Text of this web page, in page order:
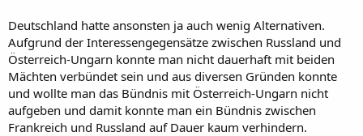
Deutschland hatte ansonsten ja auch wenig Alternativen.
Aufgrund der Interessengegensätze zwischen Russland und
Österreich-Ungarn konnte man nicht dauerhaft mit beiden
Mächten verbündet sein und aus diversen Gründen konnte
und wollte man das Bündnis mit Österreich-Ungarn nicht
aufgeben und damit konnte man ein Bündnis zwischen
Frankreich und Russland auf Dauer kaum verhindern.